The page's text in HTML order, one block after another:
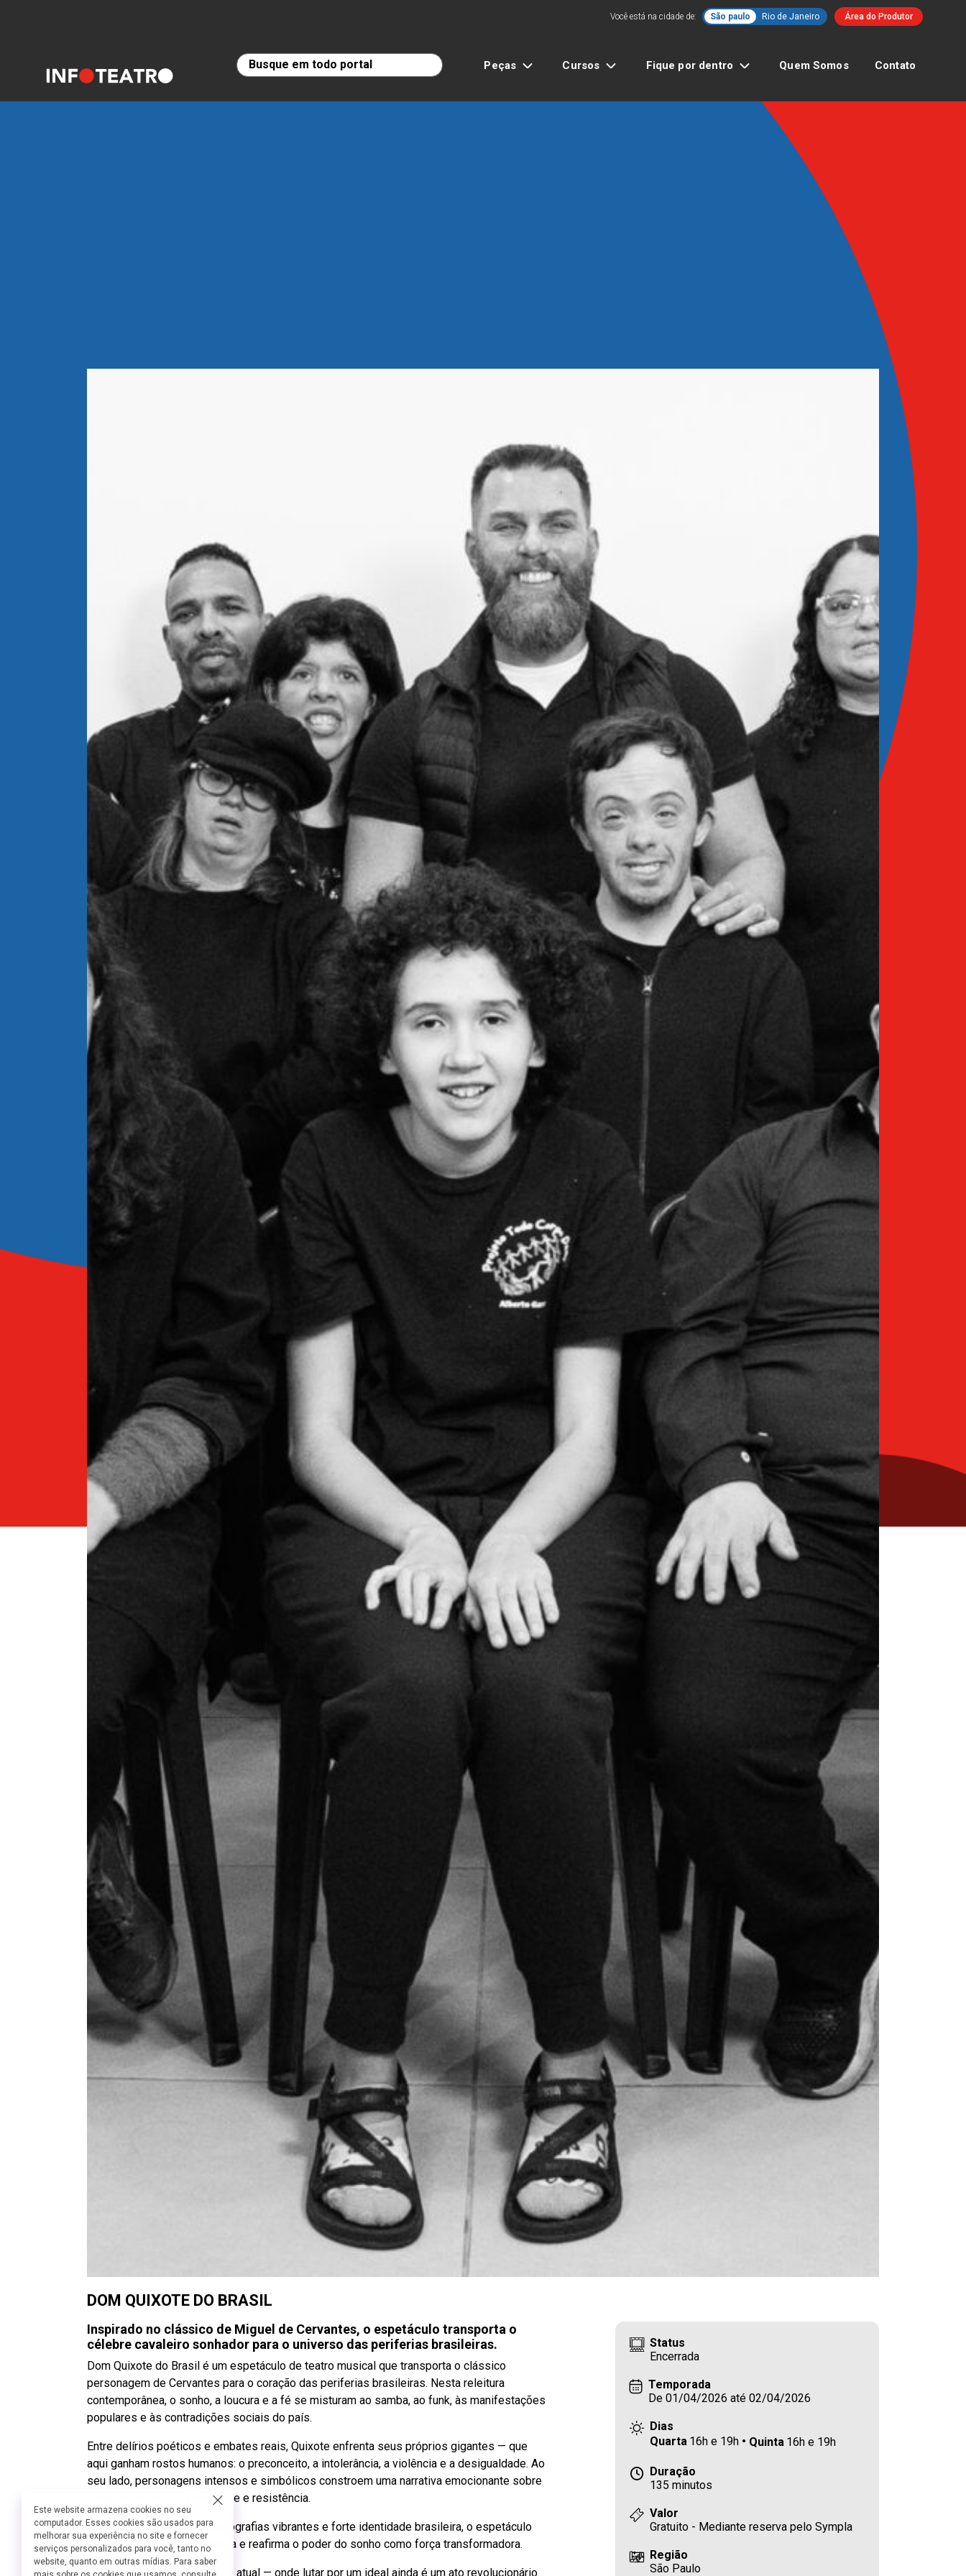
Você está na cidade de: São paulo Rio de Janeiro Área do Produtor
Peças Cursos Fique por dentro Quem Somos Contato
DOM QUIXOTE DO BRASIL
Inspirado no clássico de Miguel de Cervantes, o espetáculo transporta o
célebre cavaleiro sonhador para o universo das periferias brasileiras.
Dom Quixote do Brasil é um espetáculo de teatro musical que transporta o clássico
personagem de Cervantes para o coração das periferias brasileiras. Nesta releitura
contemporânea, o sonho, a loucura e a fé se misturam ao samba, ao funk, às manifestações
populares e às contradições sociais do país.
Entre delírios poéticos e embates reais, Quixote enfrenta seus próprios gigantes — que
aqui ganham rostos humanos: o preconceito, a intolerância, a violência e a desigualdade. Ao
seu lado, personagens intensos e simbólicos constroem uma narrativa emocionante sobre
coragem, amor, espiritualidade e resistência.
Com músicas originais, coreografias vibrantes e forte identidade brasileira, o espetáculo
celebra a diversidade humana e reafirma o poder do sonho como força transformadora.
Uma obra potente, sensível e atual — onde lutar por um ideal ainda é um ato revolucionário.
Status
Encerrada
Temporada
De 01/04/2026 até 02/04/2026
Dias
Quarta 16h e 19h Quinta 16h e 19h
Duração
135 minutos
Valor
Gratuito - Mediante reserva pelo Sympla
Região
São Paulo
Este website armazena cookies no seu
computador. Esses cookies são usados para
melhorar sua experiência no site e fornecer
serviços personalizados para você, tanto no
website, quanto em outras mídias. Para saber